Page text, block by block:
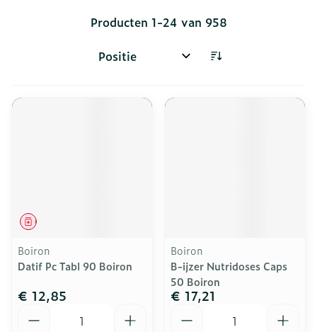
Producten 1-24 van 958
Sorteer op:
Geneesmiddel
Boiron
Datif Pc Tabl 90 Boiron
€ 12,85
Boiron
B-ijzer Nutridoses Caps
50 Boiron
€ 17,21